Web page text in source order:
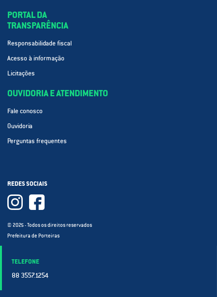
PORTAL DA
TRANSPARÊNCIA
Responsabilidade fiscal
Acesso à informação
Licitações
OUVIDORIA E ATENDIMENTO
Fale conosco
Ouvidoria
Perguntas frequentes
REDES SOCIAIS
© 2025 - Todos os direitos reservados
Prefeitura de Porteiras
TELEFONE
88 3557.1254